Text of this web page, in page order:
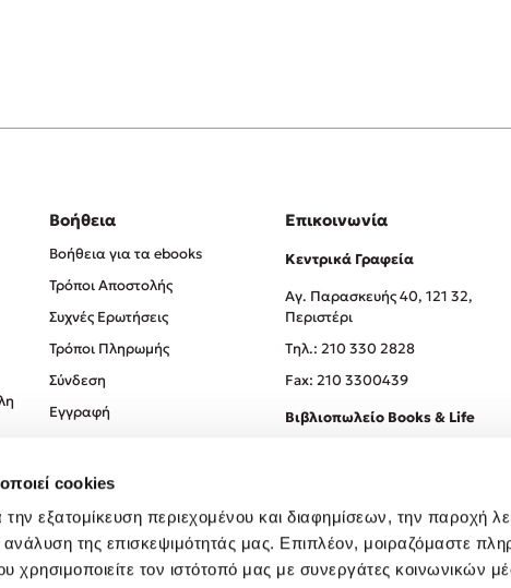
cookies
εξατομίκευση περιεχομένου και διαφημίσεων, την παροχή
της επισκεψιμότητάς μας. Επιπλέον, μοιραζόμαστε
τον ιστότοπό μας με συνεργάτες κοινωνικών
Βοήθεια
Βοήθεια για τα ebooks
Τρόποι Αποστολής
Συχνές Ερωτήσεις
Τρόποι Πληρωμής
Σύνδεση
Εγγραφή
Επικοινωνία
Κεντρικά Γραφεία
Αγ. Παρασκευής 40, 121 32,
Περιστέρι
Tηλ.: 210 330 2828
Fax: 210 3300439
Βιβλιοπωλείο Books & Life